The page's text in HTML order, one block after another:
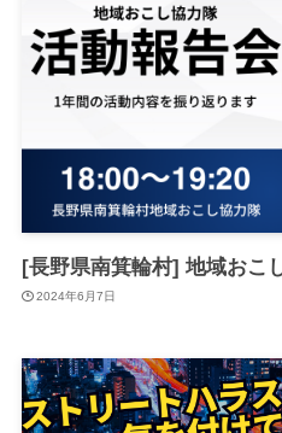
[長野県南箕輪村] 地域おこ
2024年6月7日